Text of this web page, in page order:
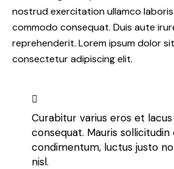
nostrud exercitation ullamco
commodo consequat. Duis aute
reprehenderit. Lorem ipsum dolor
consectetur adipiscing elit.
Curabitur varius eros et
consequat. Mauris sollicitudin
condimentum, luctus justo
nisl.